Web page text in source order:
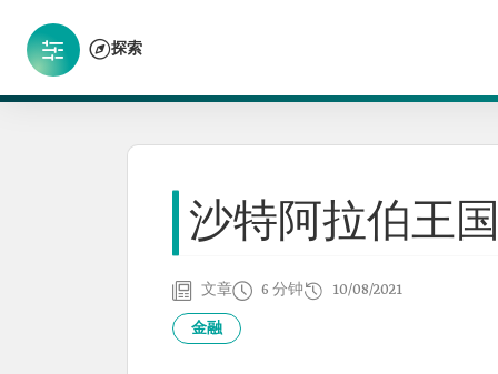
探索
沙特阿拉伯王
文章 6 分钟 10/08/2021
金融